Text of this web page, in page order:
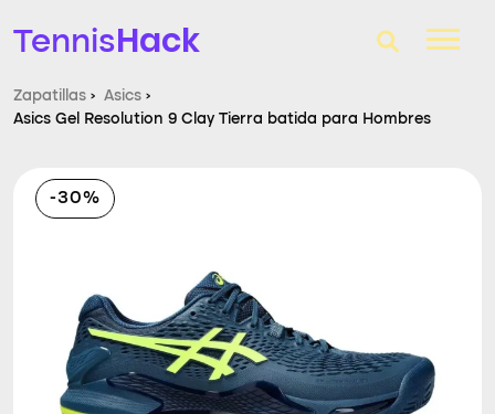
TennisHack
T-Finder
Raquetas de tenis
Comparador
Consultorio
Blog
Zapatillas › Asics ›
Asics Gel Resolution 9 Clay Tierra batida para Hombres
-30%